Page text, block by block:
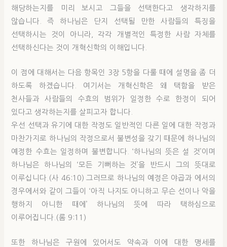
해당하는지를 미리 보시고 그들을 선택한다고 생각하지를
않습니다. 즉 하나님은 단지 선택될 만한 사람들의 특징을
선택하시는 것이 아니라, 각각 개별적인 특정한 사람 자체를
선택하신다는 것이 개혁신학의 이해입니다.
이 점에 대해서는 다음 항목인 3장 5항을 다룰 때에 설명을 좀 더
하도록 하겠습니다. 여기서는 개혁신학은 왜 택함을 받은
천사들과 사람들의 수효의 범위가 일정한 수로 한정이 되어
있다고 생각하는지를 살피고자 합니다.
우선 선택과 유기에 대한 작정도 일반적인 다른 일에 대한 작정과
마찬가지로 하나님의 작정으로서 불변성을 갖기 때문에 하나님의
예정한 수효는 일정하며 불변합니다. ‘하나님의 뜻은 설 것’이며
하나님은 하나님의 ‘모든 기뻐하는 것’을 반드시 그의 뜻대로
이루십니다.(사 46:10) 그러므로 하나님의 예정은 야곱과 에서의
경우에서와 같이 그들이 ‘아직 나지도 아니하고 무슨 선이나 악을
행하지 아니한 때에’ 하나님의 뜻에 따라 택하심으로
이루어집니다.(롬 9:11)
또한 하나님은 구원에 있어서도 약속과 이에 대한 맹세를